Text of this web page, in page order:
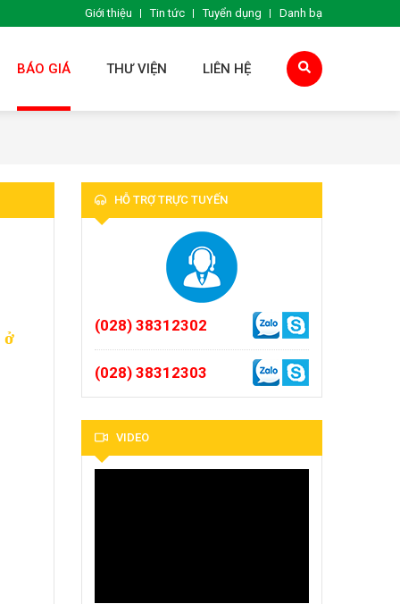
Giới thiệu Tin tức Tuyển dụng Danh bạ
BÁO GIÁ THƯ VIỆN LIÊN HỆ
ở
HỖ TRỢ TRỰC TUYẾN
(028) 38312302
(028) 38312303
VIDEO